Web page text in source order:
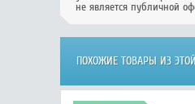
не является публичной
ПОХОЖИЕ ТОВАРЫ ИЗ